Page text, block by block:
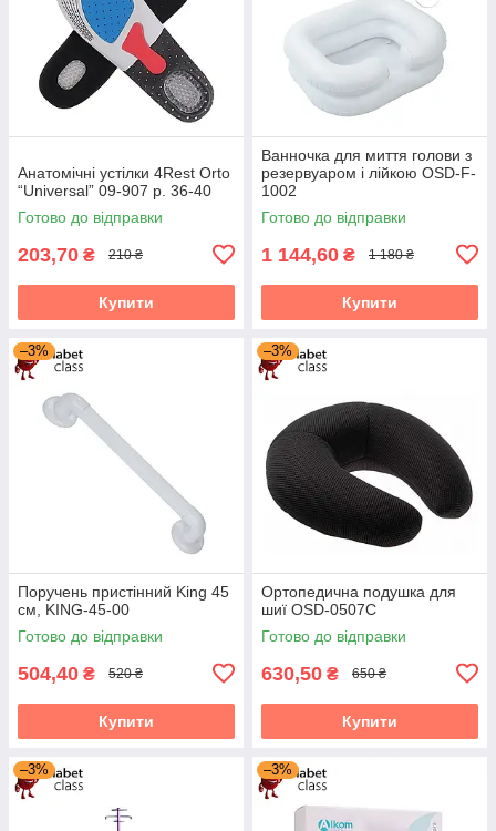
Анатомічні устілки 4Rest Orto
“Universal” 09-907 р. 36-40
Готово до відправки
203,70 ₴ 210 ₴
Купити
Ванночка для миття голови з
резервуаром і лійкою OSD-F-
1002
Готово до відправки
1 144,60 ₴ 1 180 ₴
Купити
–3%
Поручень пристінний King 45
см, KING-45-00
Готово до відправки
504,40 ₴ 520 ₴
Купити
–3%
Ортопедична подушка для
шиї OSD-0507C
Готово до відправки
630,50 ₴ 650 ₴
Купити
–3% –3%